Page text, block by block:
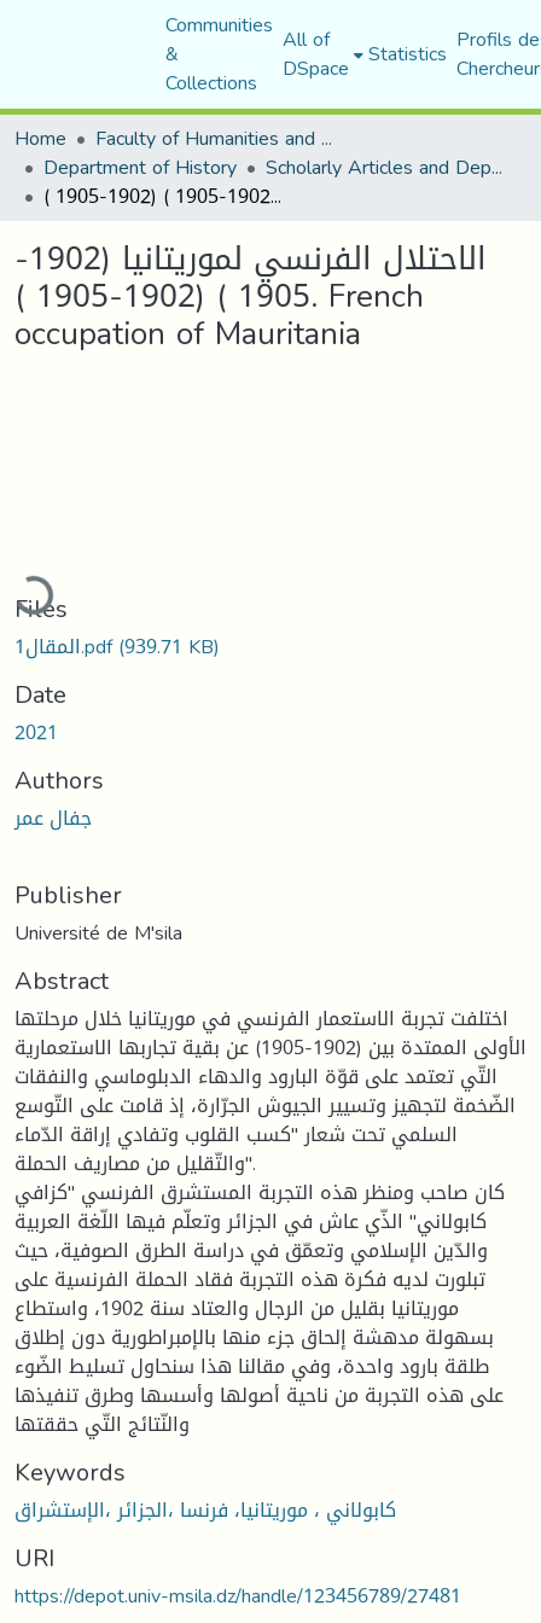
Communities
&
Collections
All of
DSpace Statistics Profils
Home
Faculty of Humanities and Social Sciences
Department of History Scholarly Articles and Department Publications
الاحتلال الفرنسي لموريتانيا (1902-1905 ) (1902-1905 ). French occupation of Mauritania
الاحتلال الفرنسي لموريتانيا (1902-
1905 ) (1902-1905 ). French
occupation of Mauritania
Files
المقال1.pdf(939.71 KB)
Date
2021
Authors
جفال عمر
Publisher
Université de M'sila
Abstract
اختلفت تجربة الاستعمار الفرنسي في موريتانيا خلال مرحلتها
الأولى الممتدة بين (1902-1905) عن بقية تجاربها الاستعمارية
التّي تعتمد على قوّة البارود والدهاء الدبلوماسي والنفقات
الضّخمة لتجهيز وتسيير الجيوش الجرّارة، إذ قامت على التّوسع
السلمي تحت شعار "كسب القلوب وتفادي إراقة الدّماء
والتّقليل من مصاريف الحملة".
كان صاحب ومنظر هذه التجربة المستشرق الفرنسي "كزافي
كابولاني" الذّي عاش في الجزائر وتعلّم فيها اللّغة العربية
والدّين الإسلامي وتعمّق في دراسة الطرق الصوفية، حيث
تبلورت لديه فكرة هذه التجربة فقاد الحملة الفرنسية على
موريتانيا بقليل من الرجال والعتاد سنة 1902، واستطاع
بسهولة مدهشة إلحاق جزء منها بالإمبراطورية دون إطلاق
طلقة بارود واحدة، وفي مقالنا هذا سنحاول تسليط الضّوء
على هذه التجربة من ناحية أصولها وأسسها وطرق تنفيذها
والنّتائج التّي حققتها
Keywords
كابولاني ، موريتانيا، فرنسا ،الجزائر ،الإستشراق
URI
https://depot.univ-msila.dz/handle/123456789/27481